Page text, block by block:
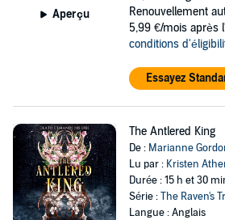
Aperçu
Renouvellement
5,99 €/mois après
conditions
Essayez
The Antlered King
De : Marianne
Lu par : Kristen
Durée : 15 h et 30
Série :The Raven's
Langue : Anglais